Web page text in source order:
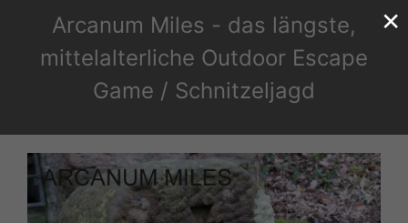
springen
Arcanum Miles - das längste,
mittelalterliche Outdoor Escape
Game / Schnitzeljagd
×